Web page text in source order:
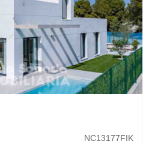
NC13177FIK